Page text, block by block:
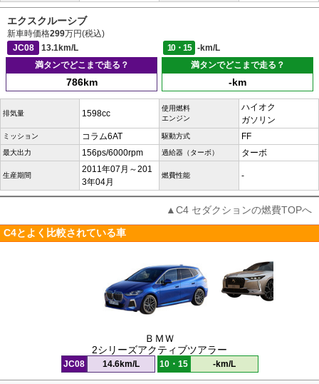
エクスクルーシブ
新車時価格299万円(税込)
JC08
13.1km/L 10・15
-km/L
満タンでどこまで走る？
786km
満タンでどこまで走る？
-km
排気量 1598cc
使用燃料
エンジン
ハイオク
ガソリン
ミッション コラム6AT 駆動方式 FF
最大出力 156ps/6000rpm 過給器（ターボ） ターボ
生産期間
2011年07月～201
3年04月
燃費性能 -
▲C4 セダクションの燃費TOPへ
C4とよく比較されている車
ＢＭＷ
2シリーズアクティブツアラー
JC08 14.6km/L 10・15 -km/L